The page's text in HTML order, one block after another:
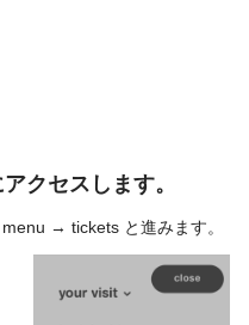
クセスします。
→ tickets と進みます。